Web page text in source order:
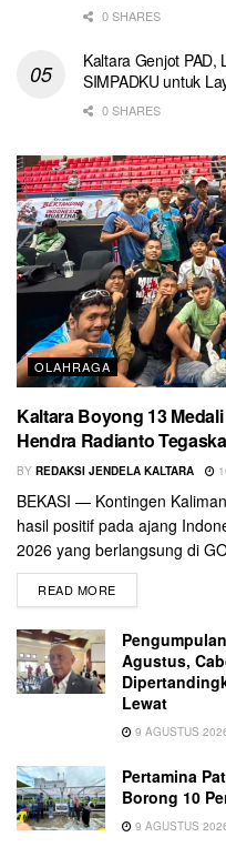
0 SHARES
Kaltara Genjot PAD,
SIMPADKU untuk
0 SHARES
OLAHRAGA
Kaltara Boyong 13
Hendra Radianto
BY REDAKSI JENDELA KALTARA
BEKASI — Kontingen
hasil positif pada ajang
2026 yang berlangsung di
READ MORE
Agustus,
Lewat
9 AGUSTUS
Pertamina
Borong 10
9 AGUSTUS